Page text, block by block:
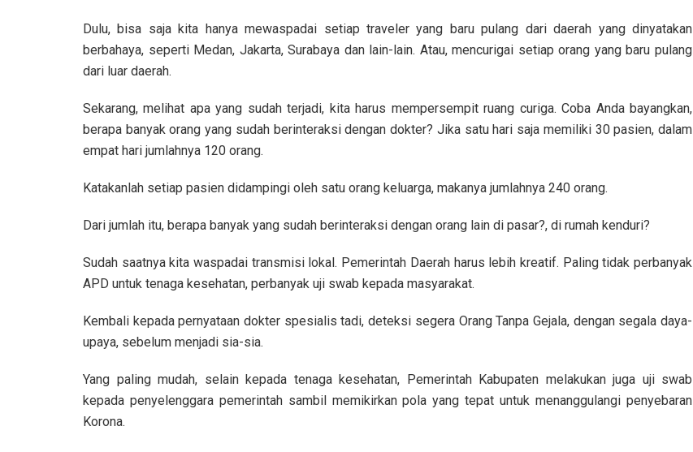
Dulu, bisa saja kita hanya mewaspadai setiap traveler yang baru pulang dari daerah yang dinyatakan
berbahaya, seperti Medan, Jakarta, Surabaya dan lain-lain. Atau, mencurigai setiap orang yang baru pulang
dari luar daerah.
Sekarang, melihat apa yang sudah terjadi, kita harus mempersempit ruang curiga. Coba Anda bayangkan,
berapa banyak orang yang sudah berinteraksi dengan dokter? Jika satu hari saja memiliki 30 pasien, dalam
empat hari jumlahnya 120 orang.
Katakanlah setiap pasien didampingi oleh satu orang keluarga, makanya jumlahnya 240 orang.
Dari jumlah itu, berapa banyak yang sudah berinteraksi dengan orang lain di pasar?, di rumah kenduri?
Sudah saatnya kita waspadai transmisi lokal. Pemerintah Daerah harus lebih kreatif. Paling tidak perbanyak
APD untuk tenaga kesehatan, perbanyak uji swab kepada masyarakat.
Kembali kepada pernyataan dokter spesialis tadi, deteksi segera Orang Tanpa Gejala, dengan segala daya-
upaya, sebelum menjadi sia-sia.
Yang paling mudah, selain kepada tenaga kesehatan, Pemerintah Kabupaten melakukan juga uji swab
kepada penyelenggara pemerintah sambil memikirkan pola yang tepat untuk menanggulangi penyebaran
Korona.